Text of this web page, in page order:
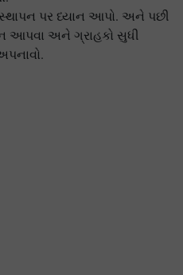
પર ધ્યાન આપો. અને પછી
આપવા અને ગ્રાહકો સુધી